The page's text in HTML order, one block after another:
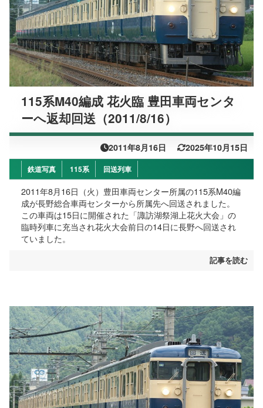
115系M40編成 花火臨 豊田車両センタ
ーへ返却回送（2011/8/16）
2011年8月16日 2025年10月15日
鉄道写真 115系 回送列車
2011年8月16日（火）豊田車両センター所属の115系M40編
成が長野総合車両センターから所属先へ回送されました。
この車両は15日に開催された「諏訪湖祭湖上花火大会」の
臨時列車に充当され花火大会前日の14日に長野へ回送され
ていました。
記事を読む